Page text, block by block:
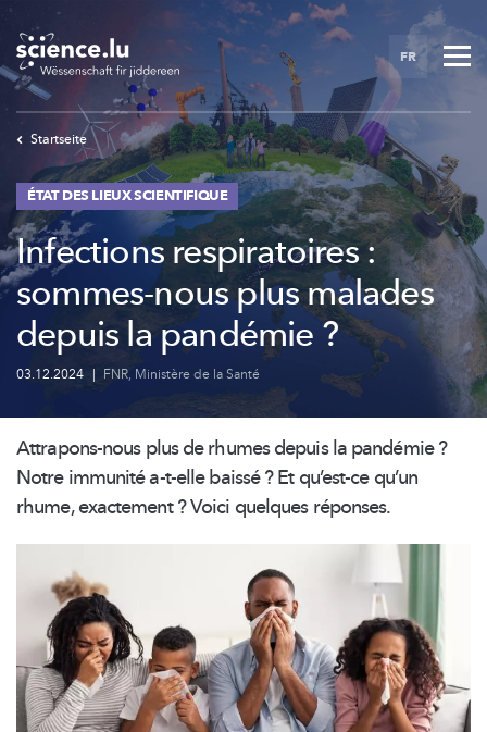
Skip
main
content
FR
Startseite
ÉTAT DES LIEUX SCIENTIFIQUE
Infections respiratoires :
sommes-nous plus malades
depuis la pandémie ?
03.12.2024 | FNR, Ministère de la Santé
Attrapons-nousplus de rhumes depuis la pandémie ?
Notre immunité a-t-elle baissé ? Et qu’est-ce qu’un
rhume, exactement ? Voici quelques réponses.